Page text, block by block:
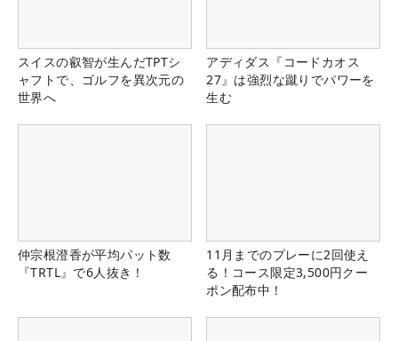
スイスの叡智が生んだTPTシ
ャフトで、ゴルフを異次元の
世界へ
アディダス『コードカオス
27』は強烈な蹴りでパワーを
生む
仲宗根澄香が平均パット数
『TRTL』で6人抜き！
11月までのプレーに2回使え
る！コース限定3,500円クー
ポン配布中！